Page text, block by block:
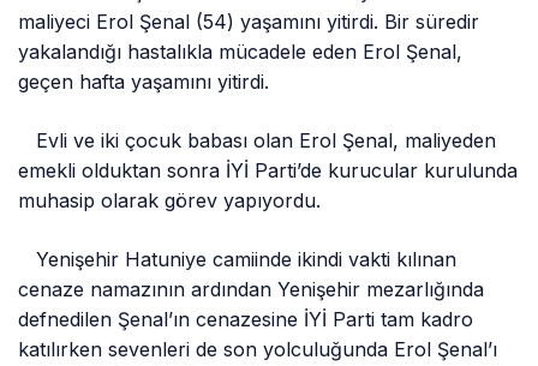
maliyeci Erol Şenal (54) yaşamını yitirdi. Bir süredir
yakalandığı hastalıkla mücadele eden Erol Şenal,
geçen hafta yaşamını yitirdi.
Evli ve iki çocuk babası olan Erol Şenal, maliyeden
emekli olduktan sonra İYİ Parti’de kurucular kurulunda
muhasip olarak görev yapıyordu.
Yenişehir Hatuniye camiinde ikindi vakti kılınan
cenaze namazının ardından Yenişehir mezarlığında
defnedilen Şenal’ın cenazesine İYİ Parti tam kadro
katılırken sevenleri de son yolculuğunda Erol Şenal’ı